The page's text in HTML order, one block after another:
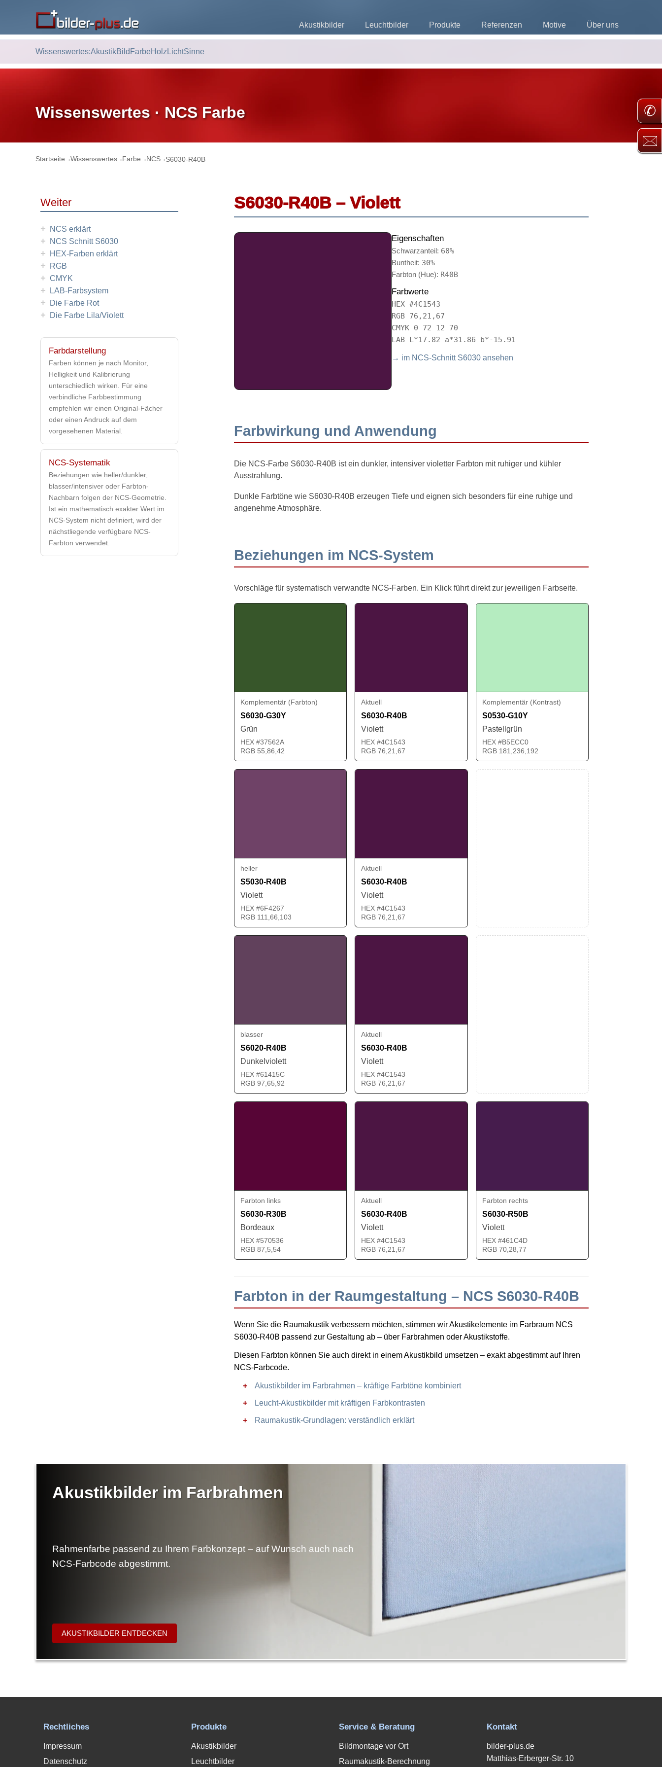
Akustikbilder Leuchtbilder Produkte Referenzen Motive Über uns
Wissenswertes:AkustikBild FarbeHolz LichtSinne
✆
🖂
Wissenswertes · NCS Farbe
Startseite Wissenswertes Farbe NCS S6030-R40B
S6030-R40B – Violett
Eigenschaften
Schwarzanteil: 60%
Buntheit: 30%
Farbton (Hue): R40B
Farbwerte
HEX #4C1543
RGB 76,21,67
CMYK 0 72 12 70
LAB L*17.82 a*31.86 b*-15.91
→ im NCS-Schnitt S6030 ansehen
Farbwirkung und Anwendung
Die NCS-Farbe S6030-R40B ist ein dunkler, intensiver violetter Farbton mit ruhiger und kühler
Ausstrahlung.
Dunkle Farbtöne wie S6030-R40B erzeugen Tiefe und eignen sich besonders für eine ruhige und
angenehme Atmosphäre.
Beziehungen im NCS-System
Vorschläge für systematisch verwandte NCS-Farben. Ein Klick führt direkt zur jeweiligen Farbseite.
Komplementär (Farbton)
S6030-G30Y
Grün
HEX #37562A
RGB 55,86,42
Aktuell
S6030-R40B
Violett
HEX #4C1543
RGB 76,21,67
Komplementär (Kontrast)
S0530-G10Y
Pastellgrün
HEX #B5ECC0
RGB 181,236,192
heller
S5030-R40B
Violett
HEX #6F4267
RGB 111,66,103
Aktuell
S6030-R40B
Violett
HEX #4C1543
RGB 76,21,67
blasser
S6020-R40B
Dunkelviolett
HEX #61415C
RGB 97,65,92
Aktuell
S6030-R40B
Violett
HEX #4C1543
RGB 76,21,67
Farbton links
S6030-R30B
Bordeaux
HEX #570536
RGB 87,5,54
Aktuell
S6030-R40B
Violett
HEX #4C1543
RGB 76,21,67
Farbton rechts
S6030-R50B
Violett
HEX #461C4D
RGB 70,28,77
Farbton in der Raumgestaltung – NCS S6030-R40B
Wenn Sie die Raumakustik verbessern möchten, stimmen wir Akustikelemente im Farbraum NCS
S6030-R40B passend zur Gestaltung ab – über Farbrahmen oder Akustikstoffe.
Diesen Farbton können Sie auch direkt in einem Akustikbild umsetzen – exakt abgestimmt auf Ihren
NCS-Farbcode.
Akustikbilder im Farbrahmen – kräftige Farbtöne kombiniert
Leucht-Akustikbilder mit kräftigen Farbkontrasten
Raumakustik-Grundlagen: verständlich erklärt
Weiter
+ NCS erklärt
+ NCS Schnitt S6030
+ HEX-Farben erklärt
+ RGB
+ CMYK
+ LAB-Farbsystem
+ Die Farbe Rot
+ Die Farbe Lila/Violett
Farbdarstellung
Farben können je nach Monitor,
Helligkeit und Kalibrierung
unterschiedlich wirken. Für eine
verbindliche Farbbestimmung
empfehlen wir einen Original-Fächer
oder einen Andruck auf dem
vorgesehenen Material.
NCS-Systematik
Beziehungen wie heller/dunkler,
blasser/intensiver oder Farbton-
Nachbarn folgen der NCS-Geometrie.
Ist ein mathematisch exakter Wert im
NCS-System nicht definiert, wird der
nächstliegende verfügbare NCS-
Farbton verwendet.
Akustikbilder im Farbrahmen
Rahmenfarbe passend zu Ihrem Farbkonzept – auf Wunsch auch nach
NCS-Farbcode abgestimmt.
AKUSTIKBILDER ENTDECKEN
Rechtliches
Impressum
Datenschutz
Produkte
Akustikbilder
Leuchtbilder
Service & Beratung
Bildmontage vor Ort
Raumakustik-Berechnung
Kontakt
bilder-plus.de
Matthias-Erberger-Str. 10